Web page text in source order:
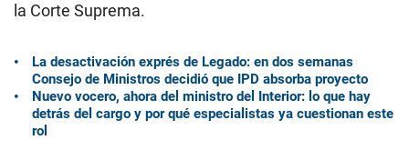
la Corte Suprema.
La desactivación exprés de Legado: en dos semanas
Consejo de Ministros decidió que IPD absorba proyecto
Nuevo vocero, ahora del ministro del Interior: lo que hay
detrás del cargo y por qué especialistas ya cuestionan este
rol